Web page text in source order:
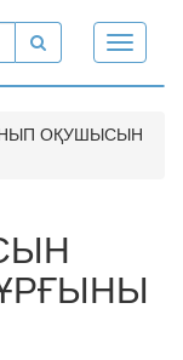
Toggle
ОҚУШЫСЫН